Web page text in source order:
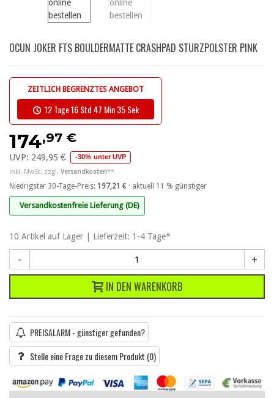
OCUN JOKER FTS BOULDERMATTE CRASHPAD STURZPOLSTER PINK
ZEITLICH BEGRENZTES ANGEBOT
12 Tage 16 Std 47 Min 34 Sek
174,97 €
UVP: 249,95 € -30% unter UVP
inkl. MwSt. zzgl. Versandkosten**
Niedrigster 30-Tage-Preis: 197,21 € · aktuell 11 % günstiger
Versandkostenfreie Lieferung (DE)
10 Artikel auf Lager | Lieferzeit: 1-4 Tage*
- +
IN DEN WARENKORB
PREISALARM - günstiger gefunden?
Stelle eine Frage zu diesem Produkt (0)